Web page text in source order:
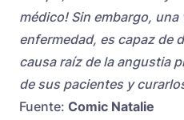
médico! Sin embargo,
enfermedad, es capaz de
causa raíz de la angustia
de sus pacientes y
Fuente: Comic Natalie